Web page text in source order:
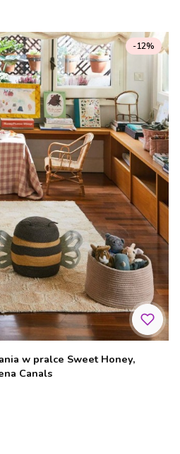
w pralce Sweet Honey,
Canals
-12%